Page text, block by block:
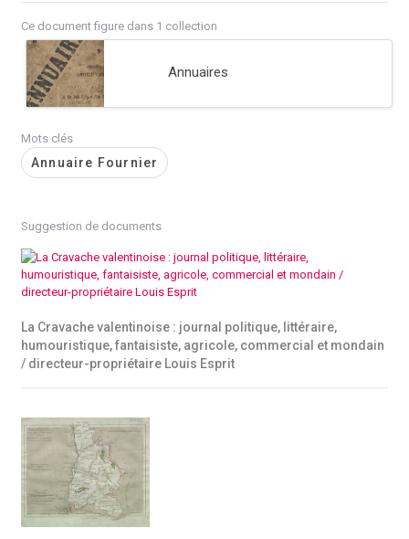
Ce document figure dans 1 collection
Annuaires
Mots clés
Annuaire Fournier
Suggestion de documents
La Cravache valentinoise : journal politique, littéraire,
humouristique, fantaisiste, agricole, commercial et mondain
/ directeur-propriétaire Louis Esprit